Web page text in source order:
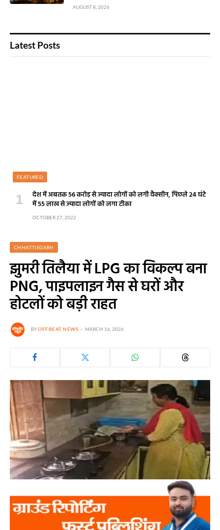
AUGUST 8, 2026
Latest Posts
FEATURED
देश में अबतक 56 करोड़ से ज्यादा लोगों को लगी वैक्सीन, पिछले 24 घंटे
में 55 लाख से ज्यादा लोगों को लगा टीका
OCTOBER 27, 2022
CHHATTISGARH
झुमरी तिलैया में LPG का विकल्प बना
PNG, पाइपलाइन गैस से घरों और
होटलों को बड़ी राहत
BYOFFBEAT NEWS MARCH 16, 2026